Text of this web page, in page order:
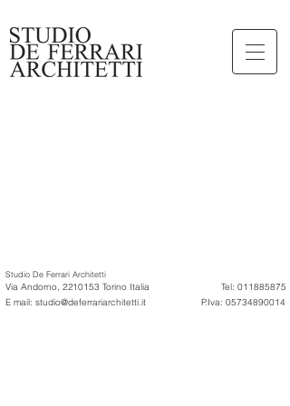
Studio De Ferrari Architetti
Via Andorno, 2210153 Torino Italia Tel: 011885875
E mail: studio@deferrariarchitetti.it P.Iva: 05734890014